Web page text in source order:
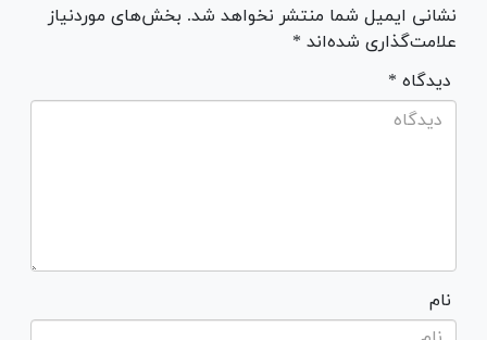
نشانی ایمیل شما منتشر نخواهد شد. بخش‌های موردنیاز
علامت‌گذاری شده‌اند *
* دیدگاه
نام